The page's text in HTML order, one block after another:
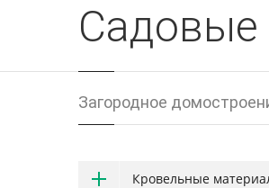
Садовые
Загородное
Кровельные